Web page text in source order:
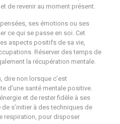
de revenir au moment présent.
ses émotions ou ses
ce qui se passe en soi. Cet
aspects positifs de sa vie,
Réserver des temps de
la récupération mentale.
dire non lorsque c’est
d’une santé mentale positive.
et de rester fidèle à ses
s’initier à des techniques de
respiration, pour disposer